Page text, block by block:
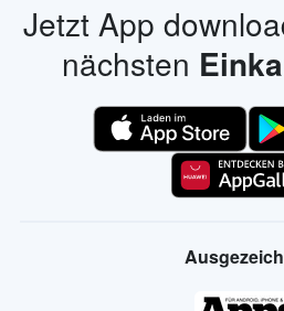
Jetzt App
nächsten